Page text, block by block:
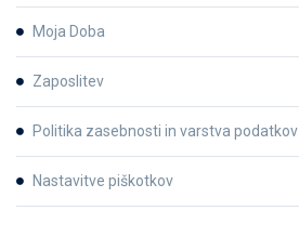
Moja Doba
Zaposlitev
Politika zasebnosti in varstva podatkov
Nastavitve piškotkov